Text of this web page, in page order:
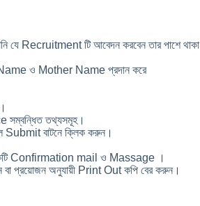
Recruitment টি আবেদন করবেন তার পাশে থাকা
ও Mother Name প্রদান করে
সম্বন্ধিত তথ্যসমূহ।
Submit বাটনে ক্লিক করুন।
একটি Confirmation mail ও Massage ।
প্রয়োজন অনুযায়ী Print Out কপি বের করুন।